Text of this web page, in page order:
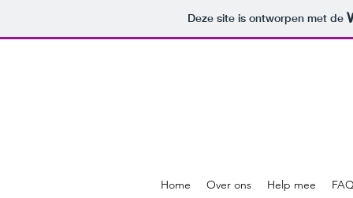
Deze site is ontworpen met de
Home Over ons Help mee